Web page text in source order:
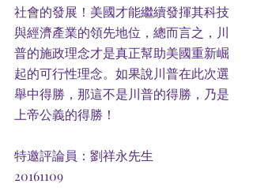
社會的發展！美國才能繼續發揮其科技
與經濟產業的領先地位，總而言之，川
普的施政理念才是真正幫助美國重新崛
起的可行性理念。如果說川普在此次選
舉中得勝，那這不是川普的得勝，乃是
上帝公義的得勝！
特邀評論員：劉祥永先生
20161109